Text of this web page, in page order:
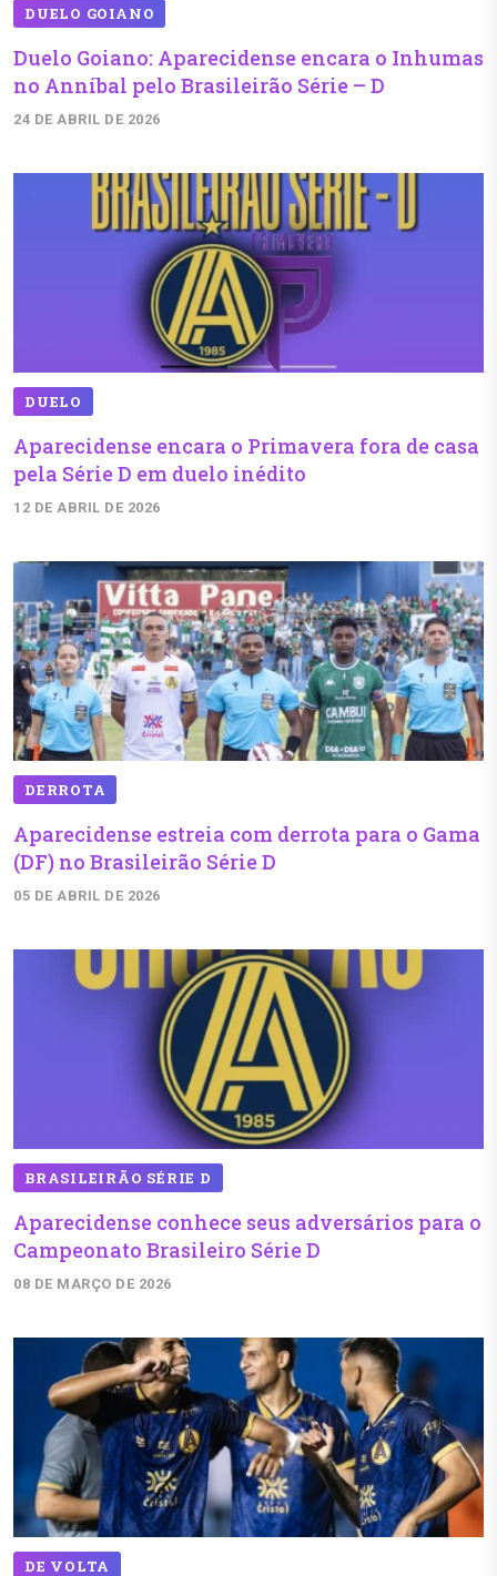
DUELO GOIANO
Duelo Goiano: Aparecidense encara o Inhumas
no Anníbal pelo Brasileirão Série – D
24 DE ABRIL DE 2026
DUELO
Aparecidense encara o Primavera fora de casa
pela Série D em duelo inédito
12 DE ABRIL DE 2026
DERROTA
Aparecidense estreia com derrota para o Gama
(DF) no Brasileirão Série D
05 DE ABRIL DE 2026
BRASILEIRÃO SÉRIE D
Aparecidense conhece seus adversários para o
Campeonato Brasileiro Série D
08 DE MARÇO DE 2026
DE VOLTA